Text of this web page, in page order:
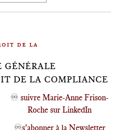
de la
GÉNÉRALE
DE LA COMPLIANCE
♾️ suivre Marie-Anne Frison-
Roche sur LinkedIn
♾️s'abonner à la Newsletter